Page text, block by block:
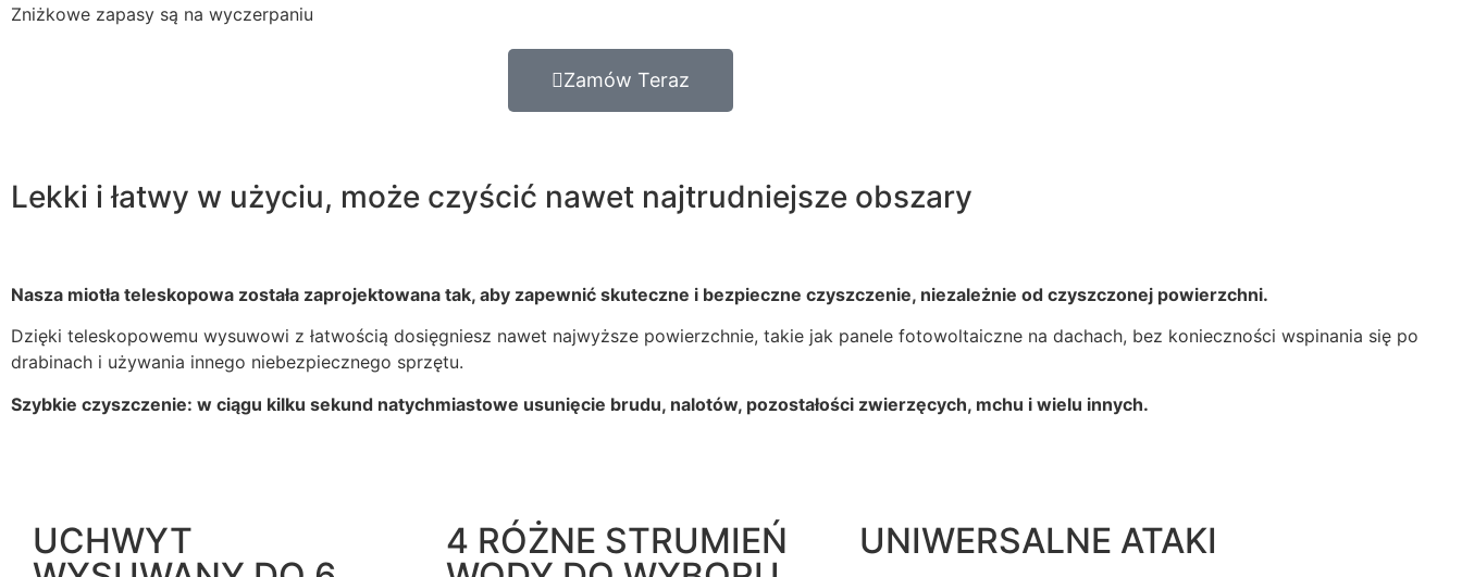
Zniżkowe zapasy są na wyczerpaniu
Zamów Teraz
Lekki i łatwy w użyciu, może czyścić nawet najtrudniejsze obszary
Nasza miotła teleskopowa została zaprojektowana tak, aby zapewnić skuteczne i bezpieczne czyszczenie, niezależnie od czyszczonej powierzchni.
Dzięki teleskopowemu wysuwowi z łatwością dosięgniesz nawet najwyższe powierzchnie, takie jak panele fotowoltaiczne na dachach, bez konieczności wspinania się po
drabinach i używania innego niebezpiecznego sprzętu.
Szybkie czyszczenie: w ciągu kilku sekund natychmiastowe usunięcie brudu, nalotów, pozostałości zwierzęcych, mchu i wielu innych.
UCHWYT
4 RÓŻNE STRUMIEŃ
UNIWERSALNE ATAKI